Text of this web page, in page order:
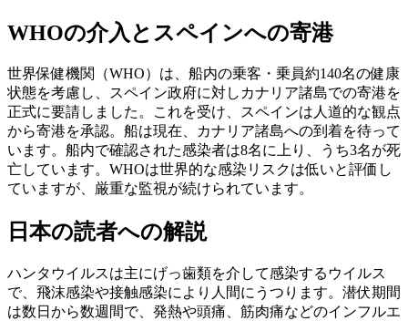
WHOの介入とスペインへの寄港
世界保健機関（WHO）は、船内の乗客・乗員約140名の健康
状態を考慮し、スペイン政府に対しカナリア諸島での寄港を
正式に要請しました。これを受け、スペインは人道的な観点
から寄港を承認。船は現在、カナリア諸島への到着を待って
います。船内で確認された感染者は8名に上り、うち3名が死
亡しています。WHOは世界的な感染リスクは低いと評価し
ていますが、厳重な監視が続けられています。
日本の読者への解説
ハンタウイルスは主にげっ歯類を介して感染するウイルス
で、飛沫感染や接触感染により人間にうつります。潜伏期間
は数日から数週間で、発熱や頭痛、筋肉痛などのインフルエ